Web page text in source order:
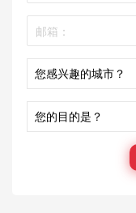
一年中有五个月的
一地区的典型住
Anderson说，在